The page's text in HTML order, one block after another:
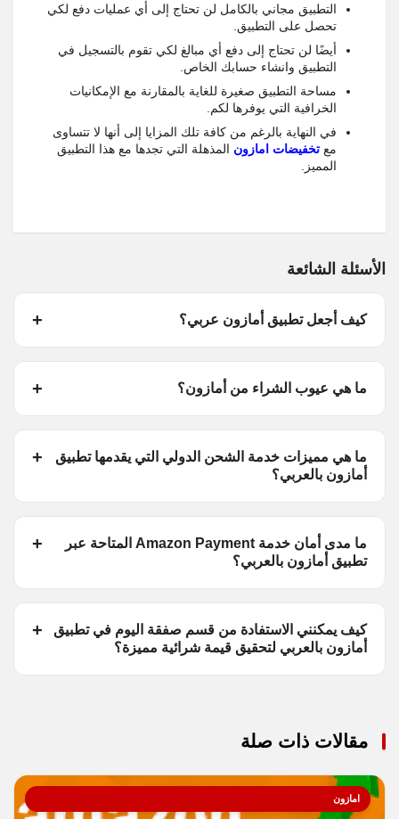
التطبيق مجاني بالكامل لن تحتاج إلى أي عمليات دفع لكي
تحصل على التطبيق.
أيضًا لن تحتاج إلى دفع أي مبالغ لكي تقوم بالتسجيل في
التطبيق وانشاء حسابك الخاص.
مساحة التطبيق صغيرة للغاية بالمقارنة مع الإمكانيات
الخرافية التي يوفرها لكم.
في النهاية بالرغم من كافة تلك المزايا إلى أنها لا تتساوى
مع تخفيضات امازون المذهلة التي تجدها مع هذا التطبيق
المميز.
الأسئلة الشائعة
كيف أجعل تطبيق أمازون عربي؟
ما هي عيوب الشراء من أمازون؟
ما هي مميزات خدمة الشحن الدولي التي يقدمها تطبيق
أمازون بالعربي؟
ما مدى أمان خدمة Amazon Payment المتاحة عبر
تطبيق أمازون بالعربي؟
كيف يمكنني الاستفادة من قسم صفقة اليوم في تطبيق
أمازون بالعربي لتحقيق قيمة شرائية مميزة؟
مقالات ذات صلة
امازون